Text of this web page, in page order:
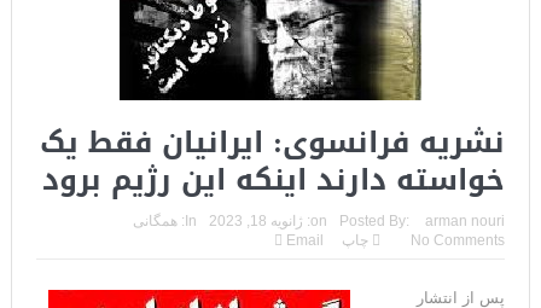
نشریه فرانسوی: ایرانیان فقط یک
خواسته دارند اینکه این رژیم برود
Posted By: arman nouri
on: ژانویه 18, 2023 In: همگانی
No Comments
چاپ Email
پس از انتشار